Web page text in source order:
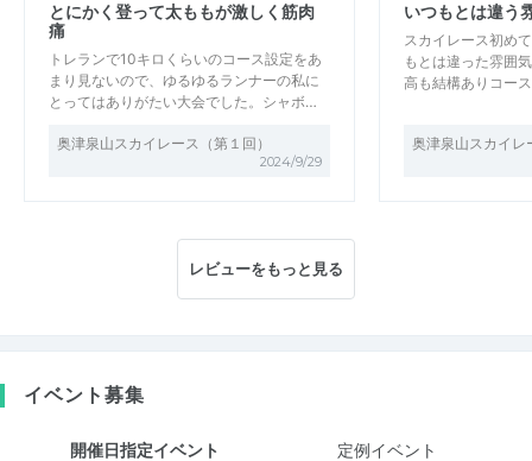
とにかく登って太ももが激しく筋肉
痛
トレランで10キロくらいのコース設定をあ
まり見ないので、ゆるゆるランナーの私に
とってはありがたい大会でした。シャボ…
奥津泉山スカイレース（第１回）
2024/9/29
いつもとは違う
スカイレース初め
もとは違った雰囲
高も結構ありコー
奥津泉山スカイレ
レビューをもっと見る
イベント募集
開催日指定イベント 定例イベント